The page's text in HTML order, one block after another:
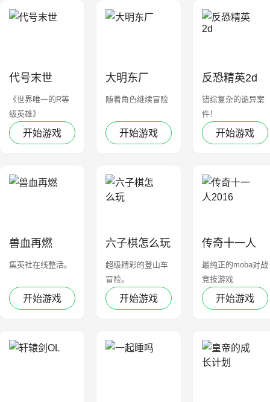
代号末世
《世界唯一的R等
级英雄》
开始游戏
大明东厂
随着角色继续冒险
开始游戏
反恐精英2d
错综复杂的诡异案
件！
开始游戏
兽血再燃
集英社在线整活。
开始游戏
六子棋怎么玩
超级精彩的登山车
冒险。
开始游戏
传奇十一人
2016
最纯正的moba对战
竞技游戏
开始游戏